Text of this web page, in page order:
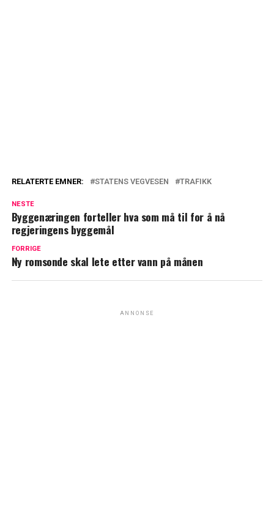
RELATERTE EMNER: STATENS VEGVESEN TRAFIKK
NESTE
Byggenæringen forteller hva som må til for å nå
regjeringens byggemål
FORRIGE
Ny romsonde skal lete etter vann på månen
ANNONSE